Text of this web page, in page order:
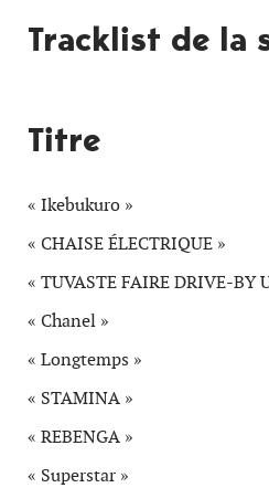
Tracklist de la
Titre
« Ikebukuro »
« CHAISE ÉLECTRIQUE »
« TUVASTE FAIRE DRIVE-BY
« Chanel »
« Longtemps »
« STAMINA »
« REBENGA »
« Superstar »